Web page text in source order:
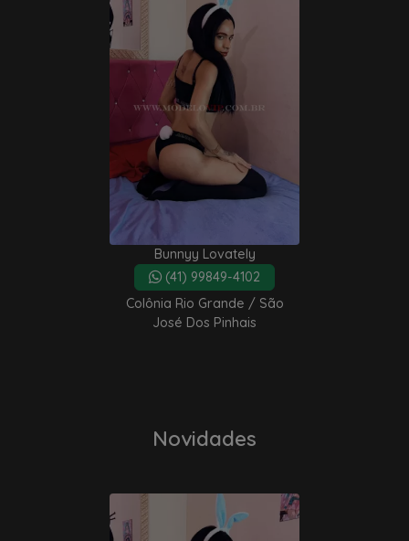
Bunnyy Lovately
(41) 99849-4102
Colônia Rio Grande / São
José Dos Pinhais
Novidades